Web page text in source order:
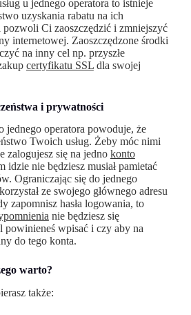
u jednego operatora to istnieje
uzyskania rabatu na ich
Ci zaoszczędzić i zmniejszyć
internetowej. Zaoszczędzone środki
na inny cel np. przyszłe
certyfikatu SSLdla swojej
i prywatności
jednego operatora powoduje, że
Twoich usług. Żeby móc nimi
zalogujesz się na jedno konto
idzie nie będziesz musiał pamietać
Ograniczając się do jednego
ze swojego głównego adresu
zapomnisz hasła logowania, to
nie będziesz się
powinieneś wpisać i czy aby na
do tego konta.
warto?
także: